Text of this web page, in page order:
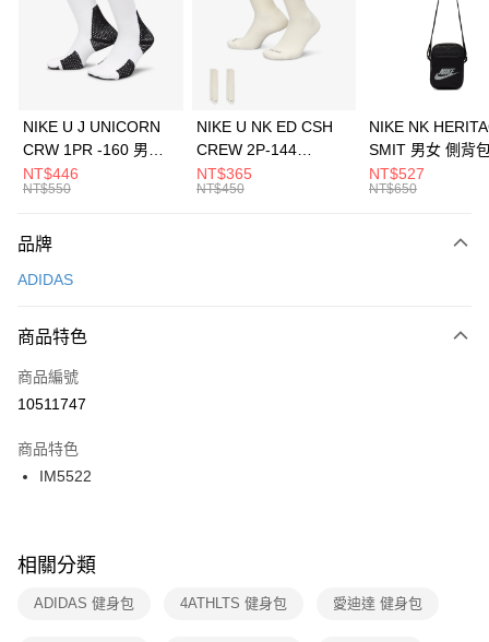
合作金庫商業銀行
第一商業銀行
華南商業銀行
彰化商業銀行
上海商業儲蓄銀行
元大商業銀行
台灣樂天信用卡公司
Apple Pay
全盈+PAY
AFTEE先享後付
【關於「AFTEE先享後付」】
便利好安心！
３．安心：先確認商品／服務後，再付款。
【「AFTEE先享後付」結帳流程】
１．於結帳方式選擇「AFTEE先享後付」後，將跳轉至「AFTEE先享後付」
２．訂單成立數日內，您將收到繳費通知簡訊。
３．收到繳費通知簡訊後14天內，點擊此簡訊中的連結，可透過四大超商／
ATM／網路銀行／等多元方式進行付款，方視為交易完成。
※ 交易是否成功請以「AFTEE先享後付 」之結帳頁面顯示為準，若有關於
是否繳費成功／繳費後需取消欲退款等相關疑問，請聯繫「AFTEE先享後付
客戶支援中心」 https://netprotections.freshdesk.com/support/home
運送方式
每筆NT$100，滿NT$1,500(含以上)免運費
宅配
每筆NT$100，滿NT$1,500(含以上)免運費
付款後門市自取
每筆NT$100，滿NT$1,500(含以上)免運費
NIKE U J UNICORN
CRW 1PR -160 男女
中統襪 FZ3393100
NT$446
NT$550
NIKE U NK ED CSH
CREW 2P-144
EMBRDY 男女 短統襪
FZ3073133
NT$365
NT$450
NIKE NK
SMIT 男女 側背
BA5871010
NT$527
NT$650
品牌
ADIDAS
商品特色
商品編號
10511747
商品特色
IM5522
相關分類
ADIDAS 健身包 4ATHLTS 健身包 愛迪達 健身包